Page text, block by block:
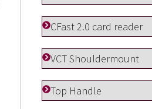
CFast 2.0 card reader
VCT Shouldermount
Top Handle